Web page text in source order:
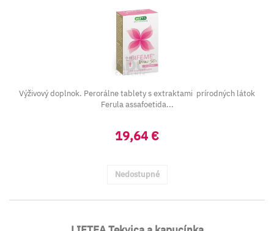
Výživový doplnok. Perorálne tablety s extraktami prírodných látok
Ferula assafoetida...
19,64 €
Nedostupné